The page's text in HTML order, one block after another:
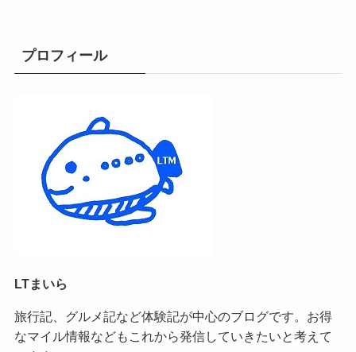
プロフィール
LTまいら
旅行記、グルメ記など体験記が中心のブログです。お得
なマイル情報などもこれから発信していきたいと考えて